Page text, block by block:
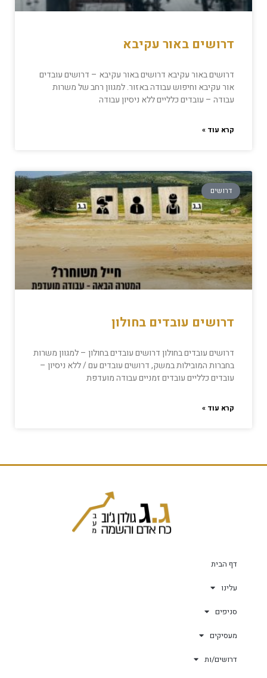
דרושים באור עקיבא
דרושים באור עקיבא דרושים באור עקיבא – דרושים עובדים
אור עקיבא וחיפוש עבודה באזור. למגוון רחב של משרות
עבודה – עובדים כלליים ללא ניסיון עבודה
קרא עוד »
דרושים
דרושים עובדים בחולון
דרושים עובדים בחולון דרושים עובדים בחולון – למגוון משרות
בחברות המובילות במשק, דרושים עובדים עם / ללא ניסיון –
עובדים כלליים עובדים זמניים עבודה מועדפת
קרא עוד »
דף הבית
עלינו
סניפים
מעסיקים
דרושים/ות